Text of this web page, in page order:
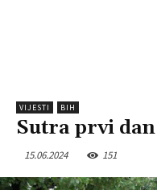
VIJESTI BIH
Sutra prvi
15.06.2024 151